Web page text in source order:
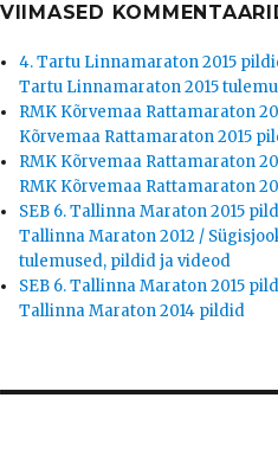
VIIMASED
4. Tartu Linnamaraton 2015
Tartu Linnamaraton 2015
RMK Kõrvemaa Rattamaraton
Kõrvemaa Rattamaraton 2015
RMK Kõrvemaa Rattamaraton
RMK Kõrvemaa Rattamaraton
SEB 6. Tallinna Maraton 2015
Tallinna Maraton 2012 /
tulemused, pildid ja videod
SEB 6. Tallinna Maraton 2015
Tallinna Maraton 2014 pildid